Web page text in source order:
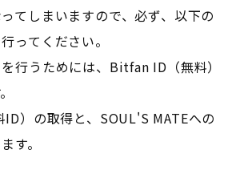
てしまいますので、必ず、以下の
ってください。
行うためには、Bitfan ID（無料）
）の取得と、SOUL'S MATEへの
す。